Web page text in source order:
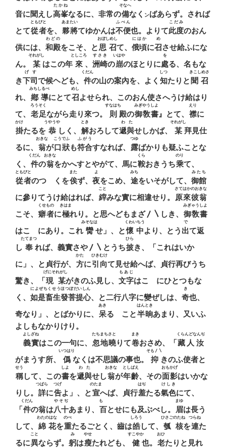
音に聞えし高峯
たかね
なるに、非常の備
そなへ
なく ンばあらず。されば
とて從者
ともびと
を、 夥將
あまたい
てゆかんは不便
ふべん
也。よりて此度
こだみ
のおん
供には、 和殿
わどの
をこそ、と思召
おぼしめし
て、 俄頃
にはか
に召
め
させ給ふにな
ん。
某
それがし
はこの年 來
としころ
、 洲崎
すさき
の崫
いはや
のほとりに處
を
る、名もな
き下司
げす
で候ヘども、 件
くだん
の山の案內を、よく 知
しつ
たりと聞召
きこしめさ
れ、 鄕導
みちしるべ
にとて召
めし
よせられ、このおん使さへうけ給はり
て、 老足
ろうそく
ながら走り來つ。 則
すなはち
殿の御敎書
みぎやうしよ
』とて、 襟
えり
に
掛
かけ
たるを 恭
うやうや
しく、 解
とき
おろして遞與
わた
せしかば、 某
それがし
拜見仕
るに、 翁
おきな
が口狀
こうでふ
も符合
ふがう
すなれば、 露
つゆ
ばかりも疑ふことな
く、 件
くだん
の翁
おきな
をかへすとやがて、馬に鞍
くら
おきうち乘
のり
て、
從者
ともびと
のつゞくを俟
また
ず、 夜
よ
をこめ、 途
みち
をいそがして、 御館
みたち
に參りてうけ給はれば、 縡
こと
みな實に相違せり。 原來彼翁
さてはかのおきな
こそ、 癖者
くせもの
に極
きはま
れり。と思へどもまざ〳〵しき、 御敎書
みぎゃうしよ
はこゝにあり。これ 臠
みそなは
せ」、と懷中
くわいちう
より、とう出
で
て返
し 奉
たてまつ
れば、義實さや〳〵とうち披
ひら
き、「これはいか
に」、と貞行が、 方
かた
に引向
ひきむけ
て見せ給へば、貞行再びうち
驚き、「現某
げにそれがし
がきのふ見し、 文字
もあじ
はこゝにひとつもな
く、 如是畜生發菩提心
によぜちくせうほつぼだいしん
、と二行八字に變ぜしは、 奇
き
也、
奇なり」、とばかりに、 呆
あき
るゝこと半晌
はんとき
あまり、又いふ
よしもなかりけり。
義實
よしざね
はこの一句に、 忽地曉
たちまちさと
りて卷
まき
おさめ、「藏人汝
くらんどなんぢ
がまうす所、 僞
いつはり
なくは不思議の事也。 抑
そも〳〵
きのふ使者と
稱
せう
して、この書
しよ
を遞與
わた
せし翁
おきな
が年齡
としばえ
、その面影
おもかげ
はいかな
りし。 詳
つばら
に吿
つげ
よ」、と宣
のたま
へば、貞行羞
はぢ
たる氣色
けしき
にて、
「件
くだん
の翁は八十
やそぢ
あまり、 百
もゝ
とせにも及ぶべし。 眉
まゆ
は長う
して、 綿花
わたのはな
を重
のべ
たるごとく、齒は皓
しろう
して、 瓠核
ひさごのたね
を連
つらね
た
るに異
こと
ならず。 躬
み
は瘦
やせ
たれども、 健
すこやか
也。 老
おひ
たりと見れ